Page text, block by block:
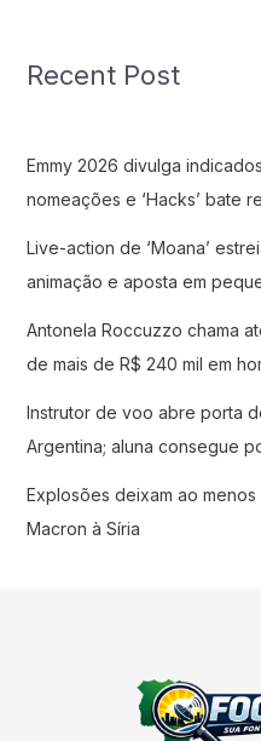
Recent Post
Emmy 2026 divulga
nomeações e ‘Hacks’ bate
Live-action de ‘Moana’
animação e aposta em
Antonela Roccuzzo chama
de mais de R$ 240 mil em
Instrutor de voo abre porta
Argentina; aluna consegue
Explosões deixam ao
Macron à Síria